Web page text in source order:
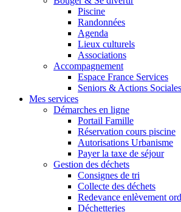
Piscine
Randonnées
Agenda
Lieux culturels
Associations
Accompagnement
Espace France Services
Seniors & Actions Sociales
Mes services
Démarches en ligne
Portail Famille
Réservation cours piscine
Autorisations Urbanisme
Payer la taxe de séjour
Gestion des déchets
Consignes de tri
Collecte des déchets
Redevance enlèvement
Déchetteries